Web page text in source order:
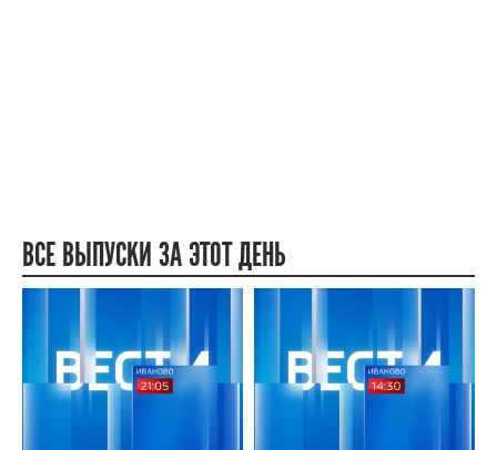
ВСЕ ВЫПУСКИ ЗА ЭТОТ ДЕНЬ